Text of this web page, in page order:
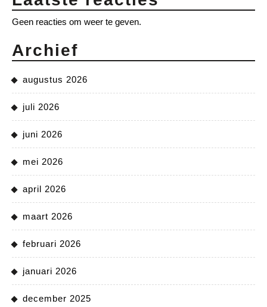
Geen reacties om weer te geven.
Archief
augustus 2026
juli 2026
juni 2026
mei 2026
april 2026
maart 2026
februari 2026
januari 2026
december 2025